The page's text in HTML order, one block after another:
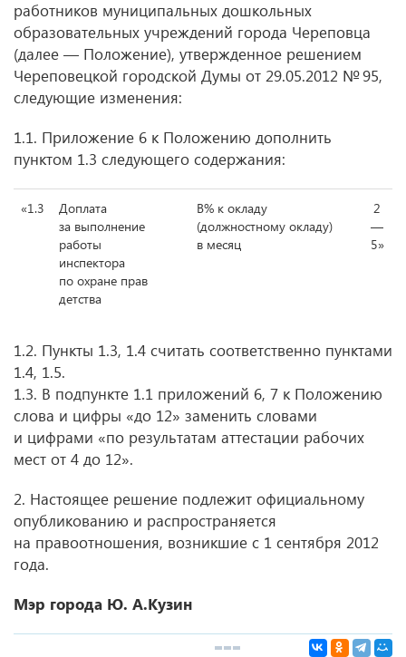
работников муниципальных дошкольных
образовательных учреждений города Череповца
(далее — Положение), утвержденное решением
Череповецкой городской Думы от 29.05.2012 № 95,
следующие изменения:
1.1. Приложение 6 к Положению дополнить
пунктом 1.3 следующего содержания:
«1.3
Доплата
за выполнение
работы
инспектора
по охране прав
детства
В% к окладу
(должностному окладу)
в месяц
2
—
5»
1.2. Пункты 1.3, 1.4 считать соответственно пунктами
1.4, 1.5.
1.3. В подпункте 1.1 приложений 6, 7 к Положению
слова и цифры «до 12» заменить словами
и цифрами «по результатам аттестации рабочих
мест от 4 до 12».
2. Настоящее решение подлежит официальному
опубликованию и распространяется
на правоотношения, возникшие с 1 сентября 2012
года.
Мэр города Ю. А.Кузин